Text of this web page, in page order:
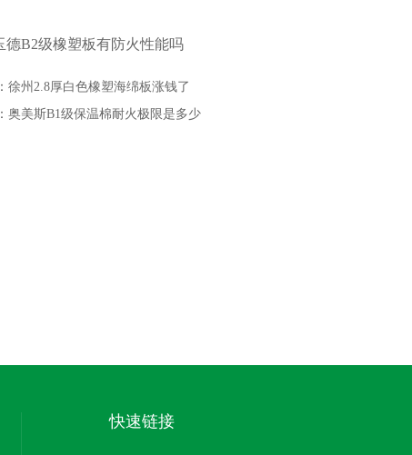
德B2级橡塑板有防火性能吗
徐州2.8厚白色橡塑海绵板涨钱了
奥美斯B1级保温棉耐火极限是多少
快速链接